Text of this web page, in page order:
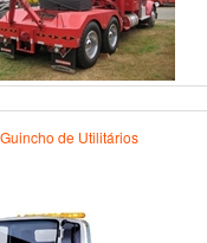
Guincho de Utilitários